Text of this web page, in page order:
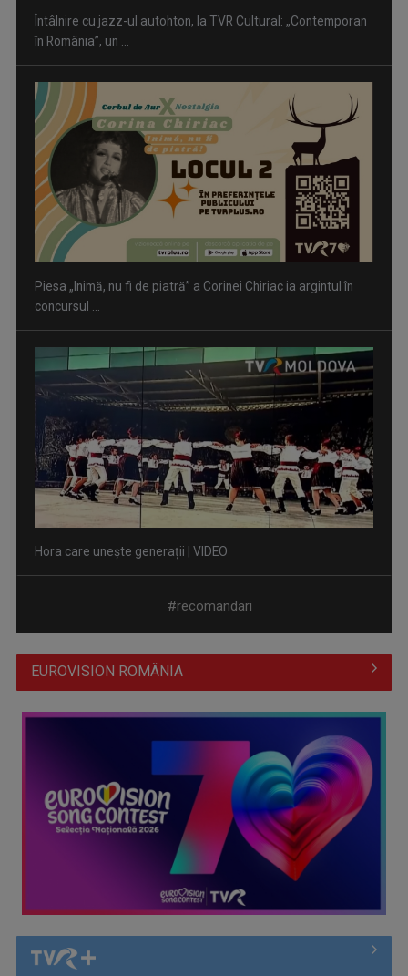
Piesa „Inimă, nu fi de piatră” a Corinei Chiriac ia argintul în
concursul ...
Hora care unește generații | VIDEO
Piesa Angelei Similea „După noapte vine zi” – pe podium şi
acum în inimile ...
Cum ne-a îmbolnăvit telefonul și cum salvarea era mereu
acolo: Mai încet, fă ...
#recomandari
EUROVISION ROMÂNIA